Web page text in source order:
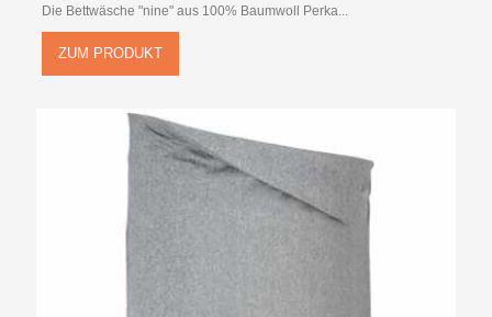
Die Bettwäsche "nine" aus 100% Baumwoll Perka...
ZUM PRODUKT